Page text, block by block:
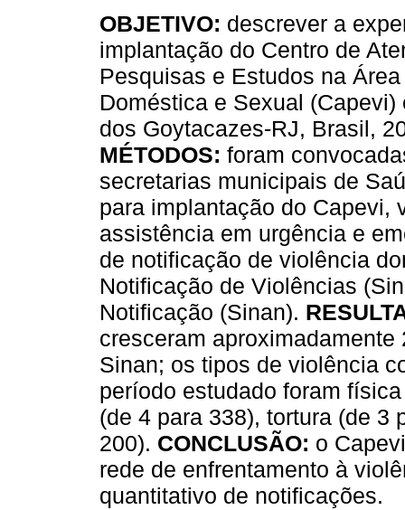
OBJETIVO: descrever a
implantação do Centro de
Pesquisas e Estudos na
Doméstica e Sexual (Capevi)
dos Goytacazes-RJ, Brasil,
MÉTODOS: foram
secretarias municipais de
para implantação do Capevi,
assistência em urgência e
de notificação de violência
Notificação de Violências
Notificação (Sinan).
cresceram
Sinan; os tipos de violência
período estudado foram
(de 4 para 338), tortura (de 3
200). CONCLUSÃO: o
rede de enfrentamento à
quantitativo de notificações.